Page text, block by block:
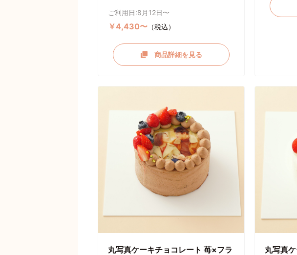
ご利用日:8月12日〜
￥4,430〜 （税込）
商品詳細を見る
丸写真ケーキチョコレート 苺×フラ
丸写真